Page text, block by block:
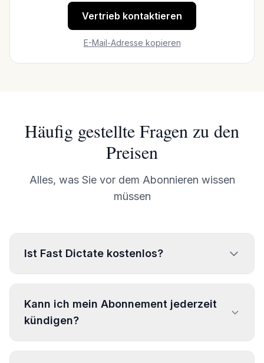
Vertrieb kontaktieren
E-Mail-Adresse kopieren
Häufig gestellte Fragen zu den
Preisen
Alles, was Sie vor dem Abonnieren wissen
müssen
Ist Fast Dictate kostenlos?
Kann ich mein Abonnement jederzeit
kündigen?